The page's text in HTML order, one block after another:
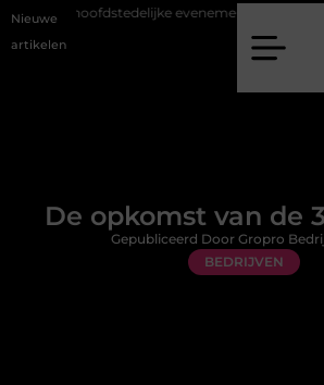
Nieuwe
artikelen
hoofdstedelijke evenementen
De opkomst van de
BEDRIJVEN
Gepubliceerd Door Gropro